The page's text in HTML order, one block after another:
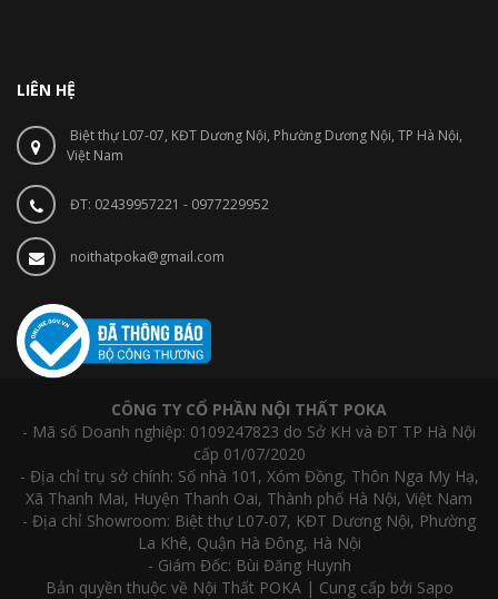
LIÊN HỆ
Biệt thự L07-07, KĐT Dương Nội, Phường Dương Nội, TP Hà Nội,
Việt Nam
ĐT: 02439957221 - 0977229952
noithatpoka@gmail.com
CÔNG TY CỔ PHẦN NỘI THẤT POKA
- Mã số Doanh nghiệp: 0109247823 do Sở KH và ĐT TP Hà Nội
cấp 01/07/2020
- Địa chỉ trụ sở chính: Số nhà 101, Xóm Đồng, Thôn Nga My Hạ,
Xã Thanh Mai, Huyện Thanh Oai, Thành phố Hà Nội, Việt Nam
- Địa chỉ Showroom: Biệt thự L07-07, KĐT Dương Nội, Phường
La Khê, Quận Hà Đông, Hà Nội
- Giám Đốc: Bùi Đăng Huynh
Bản quyền thuộc về Nội Thất POKA | Cung cấp bởi Sapo